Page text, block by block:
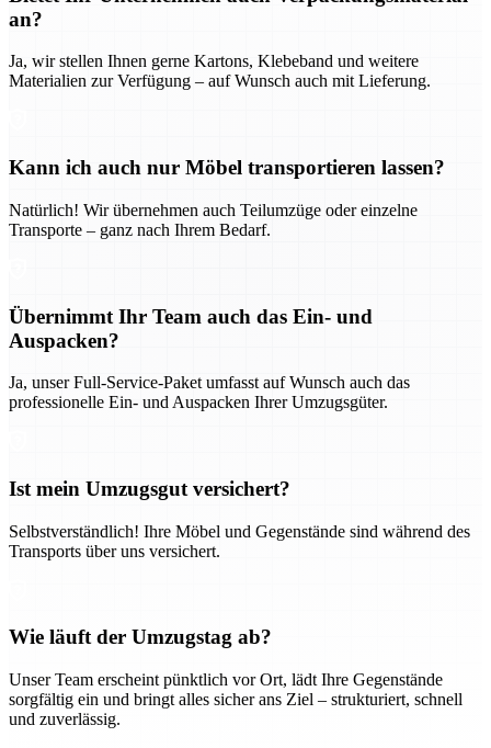
an?
Ja, wir stellen Ihnen gerne Kartons, Klebeband und weitere
Materialien zur Verfügung – auf Wunsch auch mit Lieferung.
Kann ich auch nur Möbel transportieren lassen?
Natürlich! Wir übernehmen auch Teilumzüge oder einzelne
Transporte – ganz nach Ihrem Bedarf.
Übernimmt Ihr Team auch das Ein- und
Auspacken?
Ja, unser Full-Service-Paket umfasst auf Wunsch auch das
professionelle Ein- und Auspacken Ihrer Umzugsgüter.
Ist mein Umzugsgut versichert?
Selbstverständlich! Ihre Möbel und Gegenstände sind während des
Transports über uns versichert.
Wie läuft der Umzugstag ab?
Unser Team erscheint pünktlich vor Ort, lädt Ihre Gegenstände
sorgfältig ein und bringt alles sicher ans Ziel – strukturiert, schnell
und zuverlässig.